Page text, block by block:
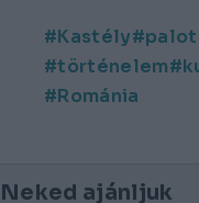
Kastély
történelem
Románia
Neked ajánljuk